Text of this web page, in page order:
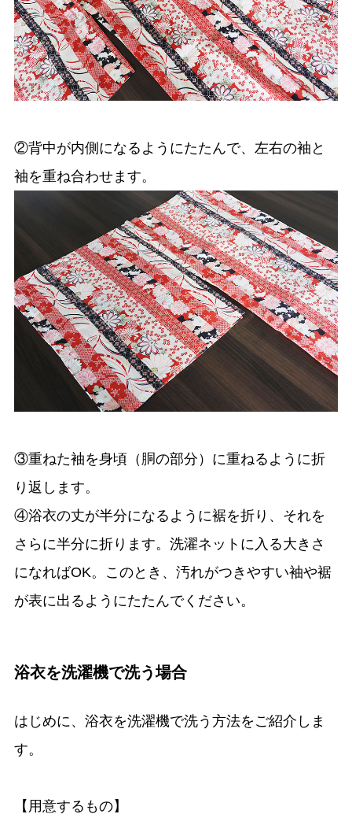
②背中が内側になるようにたたんで、左右の袖と
袖を重ね合わせます。
③重ねた袖を身頃（胴の部分）に重ねるように折
り返します。
④浴衣の丈が半分になるように裾を折り、それを
さらに半分に折ります。洗濯ネットに入る大きさ
になればOK。このとき、汚れがつきやすい袖や裾
が表に出るようにたたんでください。
浴衣を洗濯機で洗う場合
はじめに、浴衣を洗濯機で洗う方法をご紹介しま
す。
【用意するもの】